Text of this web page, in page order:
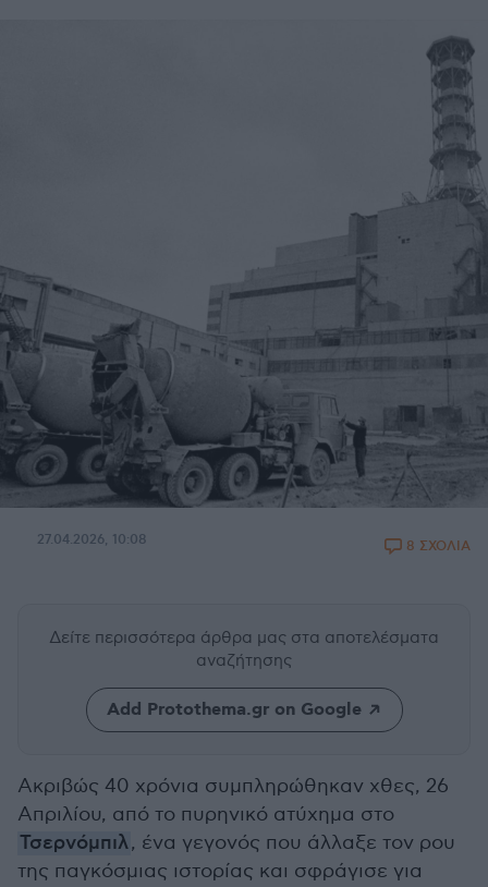
27.04.2026, 10:08 8 ΣΧΟΛΙΑ
Δείτε περισσότερα άρθρα μας στα αποτελέσματα
αναζήτησης
Add Protothema.gr on Google
Ακριβώς 40 χρόνια συμπληρώθηκαν χθες, 26
Απριλίου, από το πυρηνικό ατύχημα στο
Τσερνόμπιλ, ένα γεγονός που άλλαξε τον ρου
της παγκόσμιας ιστορίας και σφράγισε για